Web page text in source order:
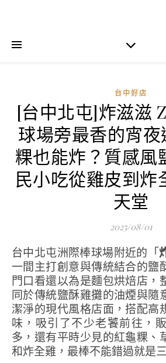
台中好店
[台中北屯]炸滋滋
球場旁最香的宵
粿也能炸？質感風
民小吃從雞皮到炸
天堂
2025/08/01
台中北屯洲際棒球場附近的「
一間主打創意與傳統結合的鹽
門口看還以為是麵包烘焙店，
同於傳統鹽酥雞攤的油煙與隨
潔淨的現代風格店面，搭配高
味，吸引了不少老饕前往，
多，還有平時少見的紅龜粿、
和炸全雞，最棒不能錯過就是